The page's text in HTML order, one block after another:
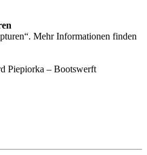
Mehr Informationen finden
Piepiorka – Bootswerft